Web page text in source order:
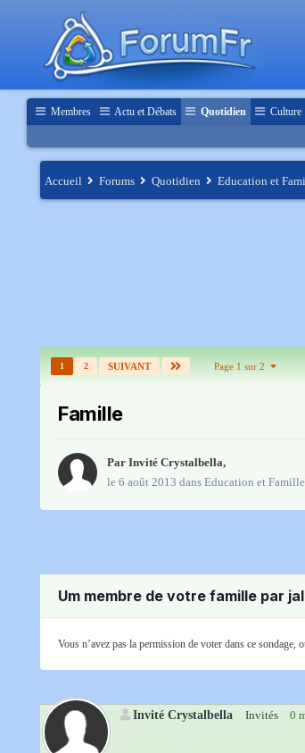
Membres Actu et Débats Quotidien Culture
Accueil Forums Quotidien Education et
1 2 SUIVANT Page 1 sur 2
Famille
Par Invité Crystalbella,
le 6 août 2013 dans Education et Famille
Um membre de votre famille par
Vous n’avez pas la permission de voter dans ce
Invité Crystalbella Invités 0